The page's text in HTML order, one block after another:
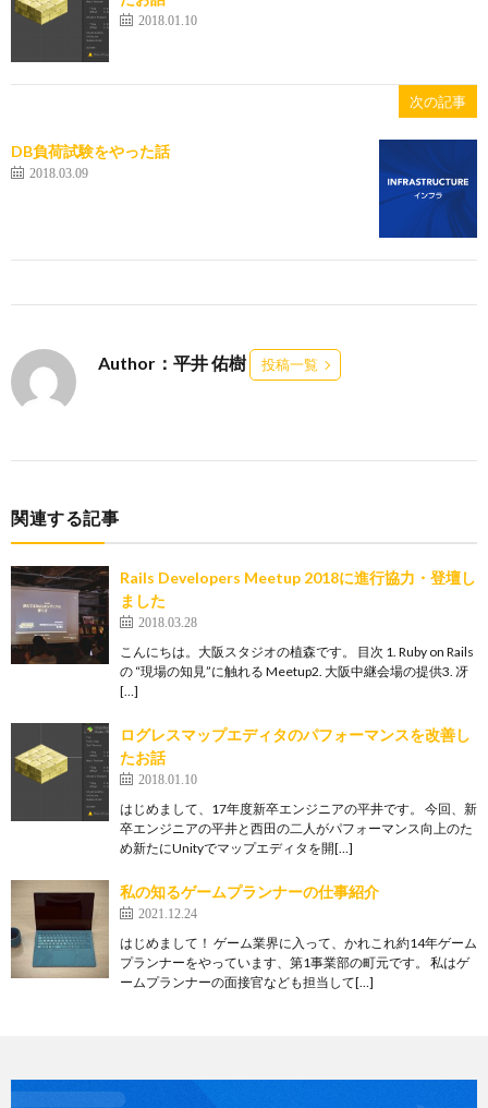
2018.01.10
次の記事
DB負荷試験をやった話
2018.03.09
Author：平井 佑樹 投稿一覧
関連する記事
Rails Developers Meetup 2018に進行協力・登壇し
ました
2018.03.28
こんにちは。大阪スタジオの植森です。 目次 1. Ruby on Rails
の “現場の知見”に触れる Meetup2. 大阪中継会場の提供3. 冴
[…]
ログレスマップエディタのパフォーマンスを改善し
たお話
2018.01.10
はじめまして、17年度新卒エンジニアの平井です。 今回、新
卒エンジニアの平井と西田の二人がパフォーマンス向上のた
め新たにUnityでマップエディタを開[…]
私の知るゲームプランナーの仕事紹介
2021.12.24
はじめまして！ ゲーム業界に入って、かれこれ約14年ゲーム
プランナーをやっています、第1事業部の町元です。 私はゲ
ームプランナーの面接官なども担当して[…]